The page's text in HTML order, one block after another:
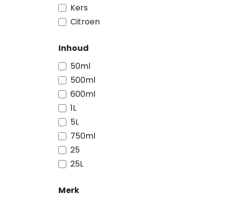
Kers
Citroen
Inhoud
50ml
500ml
600ml
1L
5L
750ml
25
25L
Merk